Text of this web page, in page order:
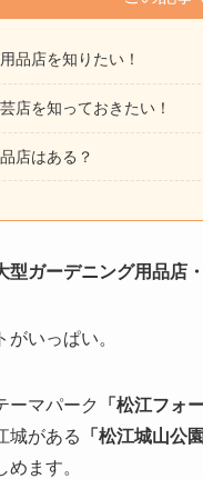
品店を知りたい！
店を知っておきたい！
店はある？
型ガーデニング用品店
いっぱい。
ーマパーク 「松江フォ
城がある
「松江城山公園
ます。